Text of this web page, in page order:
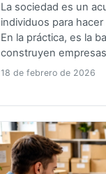
La sociedad es un
individuos para
En la práctica, es la
construyen
18 de febrero de 2026